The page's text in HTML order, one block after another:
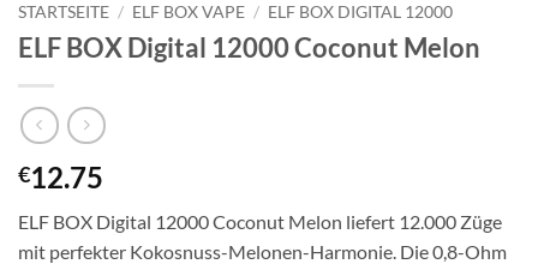
STARTSEITE / ELF BOX VAPE / ELF BOX DIGITAL 12000
ELF BOX Digital 12000 Coconut Melon
€12.75
ELF BOX Digital 12000 Coconut Melon liefert 12.000 Züge
mit perfekter Kokosnuss-Melonen-Harmonie. Die 0,8-Ohm